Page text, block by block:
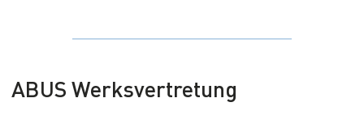
ABUS Werksvertretung